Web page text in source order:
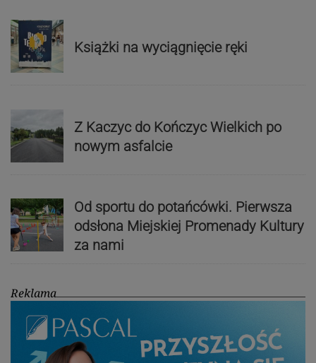
Książki na wyciągnięcie ręki
Z Kaczyc do Kończyc Wielkich po
nowym asfalcie
Od sportu do potańcówki. Pierwsza
odsłona Miejskiej Promenady Kultury
za nami
Reklama